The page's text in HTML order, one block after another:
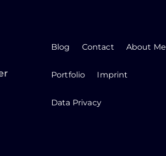
Blog Contact About Me
Portfolio Imprint
Data Privacy